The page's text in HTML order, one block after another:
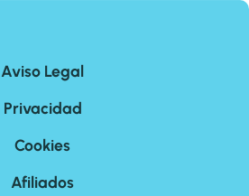
Aviso Legal
Privacidad
Cookies
Afiliados